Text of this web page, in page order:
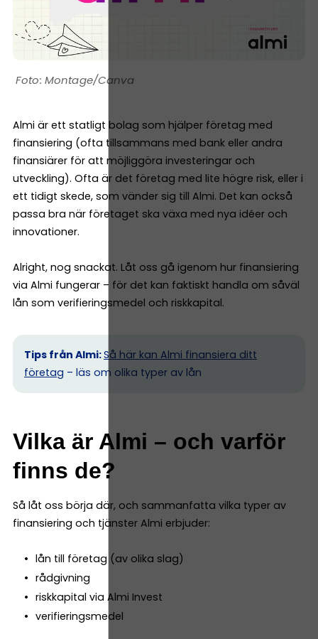
Montage/Canva
Almi är ett statligt bolag som hjälper företag med
finansiering (ofta tillsammans med bank eller andra
finansiärer för att möjliggöra investeringar och
utveckling). Ofta är det företag med lite högre risk, eller i
ett tidigt skede, som vänder sig till Almi. Det kan också
passa bra när företaget ska växa med nya idéer och
innovationer.
Alright, nog snackat. Låt oss gå igenom hur finansiering
via Almi fungerar – för det kan faktiskt handla om såväl
lån som verifieringsmedel och riskkapital.
Tips från Almi:Så här kan Almi finansiera ditt
företag – läs om olika typer av lån
Vilka är Almi – och varför
finns de?
Så låt oss börja där, och sammanfatta vilka typer av
finansiering och tjänster Almi erbjuder:
lån till företag (av olika slag)
rådgivning
riskkapital via Almi Invest
verifieringsmedel